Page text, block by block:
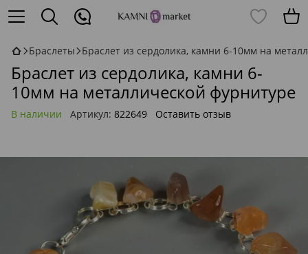
Браслеты Браслет из сердолика, камни 6-10мм на
Браслет из сердолика, камни 6-
10мм на металлической фурнитуре
В наличии Артикул: 822649 Оставить отзыв